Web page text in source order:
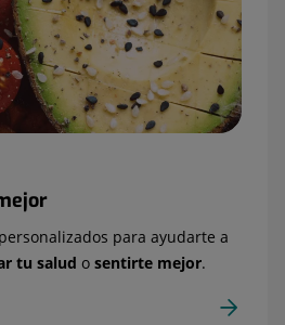
personalizados para ayudarte a
tu salud o sentirte mejor.